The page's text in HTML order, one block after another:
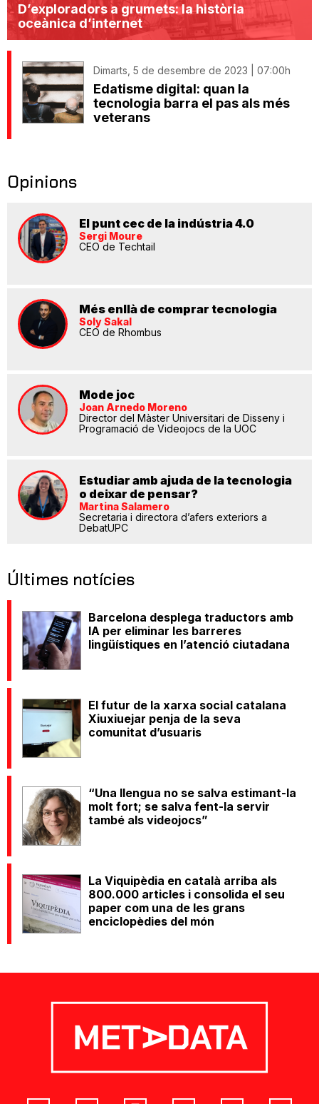
D’exploradors a grumets: la història
oceànica d’internet
Dimarts, 5 de desembre de 2023 | 07:00h
Edatisme digital: quan la
tecnologia barra el pas als més
veterans
Opinions
El punt cec de la indústria 4.0
Sergi Moure
CEO de Techtail
Més enllà de comprar tecnologia
Soly Sakal
CEO de Rhombus
Mode joc
Joan Arnedo Moreno
Director del Màster Universitari de Disseny i
Programació de Videojocs de la UOC
Estudiar amb ajuda de la tecnologia
o deixar de pensar?
Martina Salamero
Secretaria i directora d’afers exteriors a
DebatUPC
Últimes notícies
Barcelona desplega traductors amb
IA per eliminar les barreres
lingüístiques en l’atenció ciutadana
El futur de la xarxa social catalana
Xiuxiuejar penja de la seva
comunitat d’usuaris
“Una llengua no se salva estimant-la
molt fort; se salva fent-la servir
també als videojocs”
La Viquipèdia en català arriba als
800.000 articles i consolida el seu
paper com una de les grans
enciclopèdies del món